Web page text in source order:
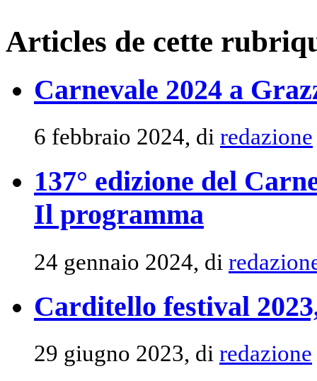
Articles de cette
Carnevale 2024 a
6 febbraio 2024, di redazione
137° edizione del
Il programma
24 gennaio 2024, di
Carditello festival
29 giugno 2023, di redazione